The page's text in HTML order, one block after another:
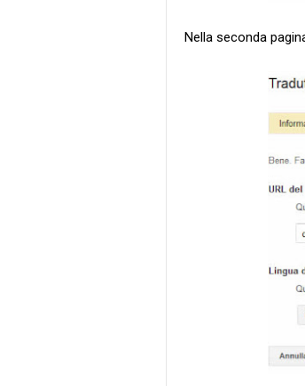
Nella seconda